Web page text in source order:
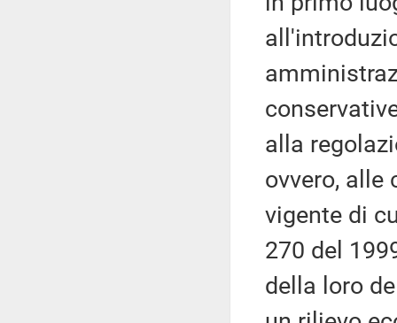
alla
ovvero,
vigente di
270 del
della loro